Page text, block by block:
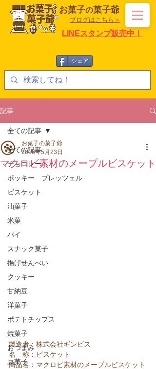
お菓子の菓子爺
ブログはこちら＞
シェア
LINEスタンプ販売中！
記事
全ての記事
チョコレート
ポッキー プレッツェル
ビスケット
油菓子
米菓
パイ
スナック菓子
揚げせんべい
クッキー
甘納豆
洋菓子
ポテトチップス
焼菓子
おつまみ
豆菓子
全ての記事
マクロビ素材のメープルビスケット
お菓子の菓子爺
2016年5月23日
​製造者：株式会社ギンビス
名　称：ビスケット
商品名：マクロビ素材のメープルビスケット